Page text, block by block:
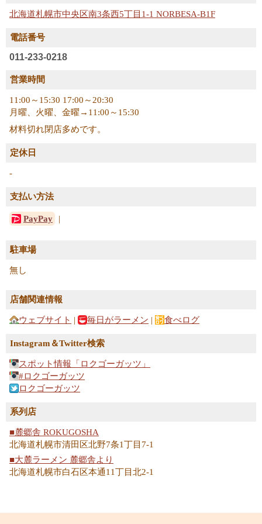
北海道札幌市中央区南3条西5丁目1-1 NORBESA-B1F
電話番号
011-233-0218
営業時間
11:00～15:30 17:00～20:30
月曜、火曜、金曜→11:00～15:30
材料切れ閉店多めです。
定休日
-
支払い方法
PayPay
駐車場
無し
店舗関連情報
ウェブサイト | 毎日がラーメン | 食べログ
Instagram＆Twitter検索
スポット情報「ロクゴーガッツ」
#ロクゴーガッツ
ロクゴーガッツ
系列店
■麓郷舎 ROKUGOSHA
北海道札幌市清田区北野7条1丁目7-1
■大麓ラーメン 麓郷舎より
北海道札幌市白石区本通11丁目北2-1